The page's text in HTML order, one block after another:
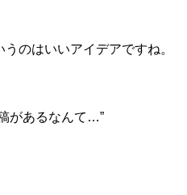
のはいいアイデアですね。
があるなんて…”